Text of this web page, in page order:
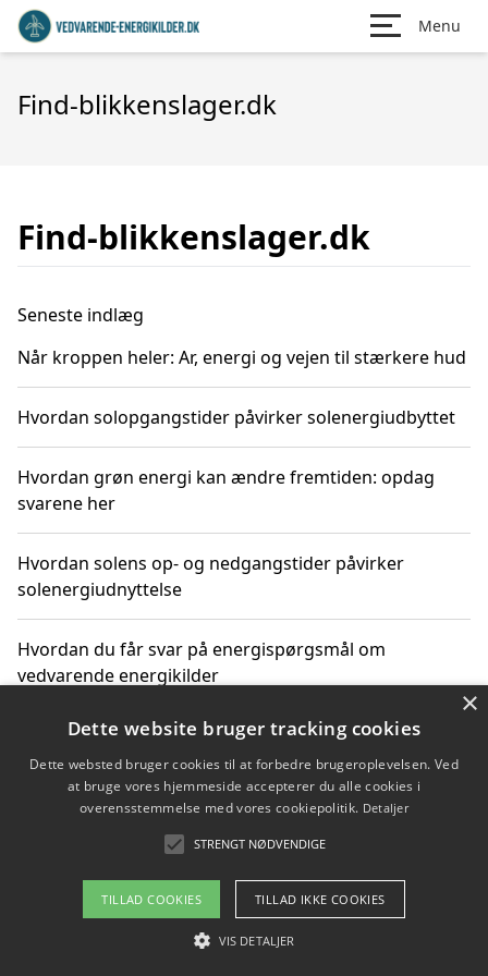
Menu
Find-blikkenslager.dk
Find-blikkenslager.dk
Seneste indlæg
Når kroppen heler: Ar, energi og vejen til stærkere hud
Hvordan solopgangstider påvirker solenergiudbyttet
Hvordan grøn energi kan ændre fremtiden: opdag
svarene her
Hvordan solens op- og nedgangstider påvirker
solenergiudnyttelse
Hvordan du får svar på energispørgsmål om
vedvarende energikilder
Copyright 2026 - Pilanto Aps
Om / kontakt
Blog Betingelser
×
Dette website bruger tracking cookies
Dette websted bruger cookies til at forbedre brugeroplevelsen. Ved
at bruge vores hjemmeside accepterer du alle cookies i
overensstemmelse med vores cookiepolitik. Detaljer
STRENGT NØDVENDIGE
TILLAD COOKIES TILLAD IKKE COOKIES
VIS DETALJER